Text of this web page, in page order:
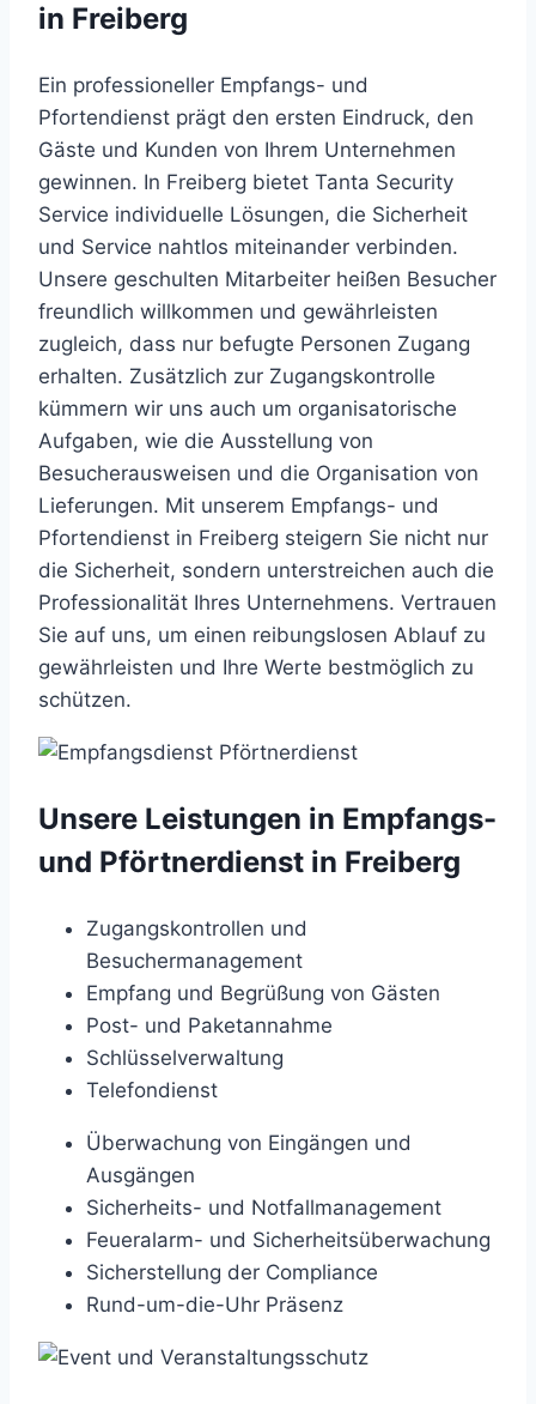
in Freiberg
Ein professioneller Empfangs- und
Pfortendienst prägt den ersten Eindruck, den
Gäste und Kunden von Ihrem Unternehmen
gewinnen. In Freiberg bietet Tanta Security
Service individuelle Lösungen, die Sicherheit
und Service nahtlos miteinander verbinden.
Unsere geschulten Mitarbeiter heißen Besucher
freundlich willkommen und gewährleisten
zugleich, dass nur befugte Personen Zugang
erhalten. Zusätzlich zur Zugangskontrolle
kümmern wir uns auch um organisatorische
Aufgaben, wie die Ausstellung von
Besucherausweisen und die Organisation von
Lieferungen. Mit unserem Empfangs- und
Pfortendienst in Freiberg steigern Sie nicht nur
die Sicherheit, sondern unterstreichen auch die
Professionalität Ihres Unternehmens. Vertrauen
Sie auf uns, um einen reibungslosen Ablauf zu
gewährleisten und Ihre Werte bestmöglich zu
schützen.
Unsere Leistungen in Empfangs-
und Pförtnerdienst in Freiberg
Zugangskontrollen und
Besuchermanagement
Empfang und Begrüßung von Gästen
Post- und Paketannahme
Schlüsselverwaltung
Telefondienst
Überwachung von Eingängen und
Ausgängen
Sicherheits- und Notfallmanagement
Feueralarm- und Sicherheitsüberwachung
Sicherstellung der Compliance
Rund-um-die-Uhr Präsenz